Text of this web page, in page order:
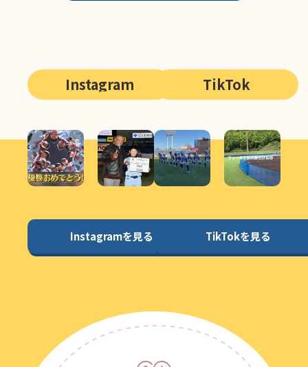
Instagram
Instagramを見る
TikTok
TikTokを見る